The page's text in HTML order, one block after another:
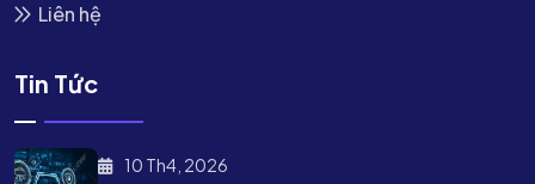
Liên hệ
Tin Tức
10 Th4, 2026